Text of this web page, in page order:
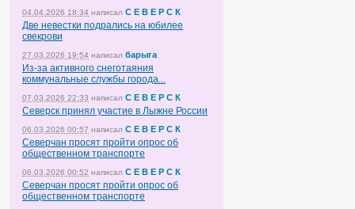
04.04.2026 18:34 написал С Е В Е Р С К
Две невестки подрались на юбилее
свекрови
27.03.2026 19:54 написал барыга
Из-за активного снеготаяния
коммунальные службы города...
07.03.2026 22:33 написал С Е В Е Р С К
Северск принял участие в Лыжне России
06.03.2026 00:57 написал С Е В Е Р С К
Северчан просят пройти опрос об
общественном транспорте
06.03.2026 00:52 написал С Е В Е Р С К
Северчан просят пройти опрос об
общественном транспорте